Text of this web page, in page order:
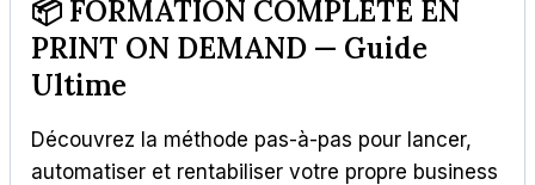
📦 FORMATION COMPLÈTE EN
PRINT ON DEMAND — Guide
Ultime
Découvrez la méthode pas-à-pas pour lancer,
automatiser et rentabiliser votre propre business